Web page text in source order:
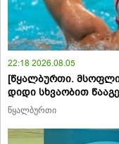
22:18 2026.08.05
[წყალბურთი.
დიდი სხვაობით
წყალბურთი